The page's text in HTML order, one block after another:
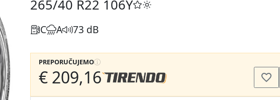
265/40 R22 106Y
C A 73 dB
PREPORUČUJEMO
€ 209,16